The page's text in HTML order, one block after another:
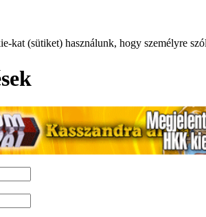
kat (sütiket) használunk, hogy személyre